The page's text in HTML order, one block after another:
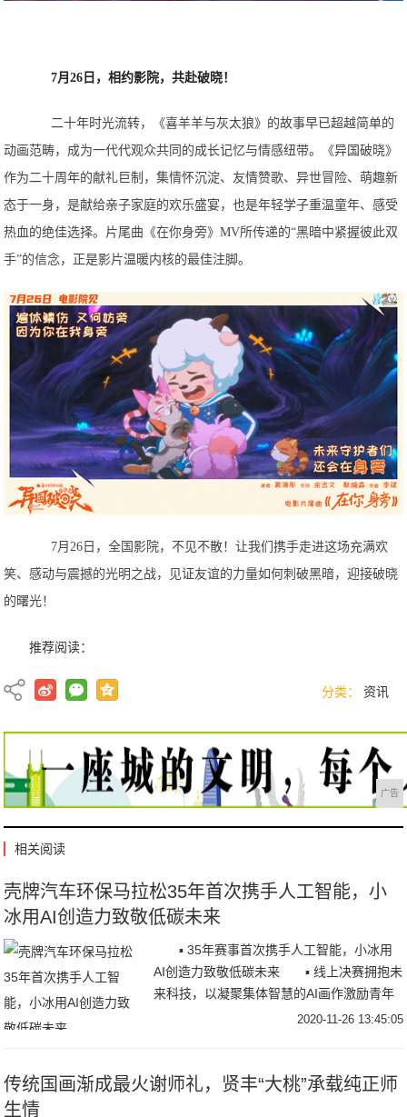
7月26日，相约影院，共赴破晓！
二十年时光流转，《喜羊羊与灰太狼》的故事早已超越简单的
动画范畴，成为一代代观众共同的成长记忆与情感纽带。《异国破晓》
作为二十周年的献礼巨制，集情怀沉淀、友情赞歌、异世冒险、萌趣新
态于一身，是献给亲子家庭的欢乐盛宴，也是年轻学子重温童年、感受
热血的绝佳选择。片尾曲《在你身旁》MV所传递的“黑暗中紧握彼此双
手”的信念，正是影片温暖内核的最佳注脚。
7月26日，全国影院，不见不散！让我们携手走进这场充满欢
笑、感动与震撼的光明之战，见证友谊的力量如何刺破黑暗，迎接破晓
的曙光！
推荐阅读：
分类： 资讯
广告
相关阅读
壳牌汽车环保马拉松35年首次携手人工智能，小
冰用AI创造力致敬低碳未来
▪ 35年赛事首次携手人工智能，小冰用
AI创造力致敬低碳未来 ▪ 线上决赛拥抱未
来科技，以凝聚集体智慧的AI画作激励青年
学子持续创新 11月25日，202020-11-26 13:45:05
传统国画渐成最火谢师礼，贤丰“大桃”承载纯正师
生情